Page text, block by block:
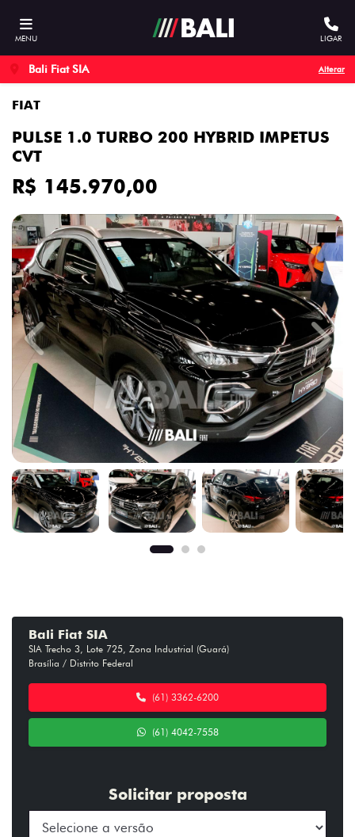
MENU LIGAR
Bali Fiat SIA Alterar
FIAT
PULSE 1.0 TURBO 200 HYBRID IMPETUS
CVT
R$ 145.970,00
Previous Next
Bali Fiat SIA
SIA Trecho 3, Lote 725, Zona Industrial (Guará)
Brasília / Distrito Federal
(61) 3362-6200
(61) 4042-7558
Solicitar proposta